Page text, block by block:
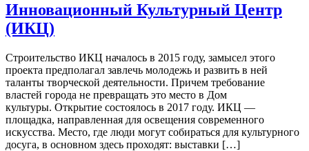
Инновационный Культурный Центр
(ИКЦ)
Строительство ИКЦ началось в 2015 году, замысел этого
проекта предполагал завлечь молодежь и развить в ней
таланты творческой деятельности. Причем требование
властей города не превращать это место в Дом
культуры. Открытие состоялось в 2017 году. ИКЦ —
площадка, направленная для освещения современного
искусства. Место, где люди могут собираться для культурного
досуга, в основном здесь проходят: выставки […]